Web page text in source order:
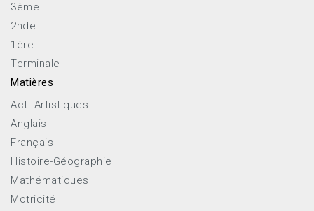
3ème
2nde
1ère
Terminale
Matières
Act. Artistiques
Anglais
Français
Histoire-Géographie
Mathématiques
Motricité